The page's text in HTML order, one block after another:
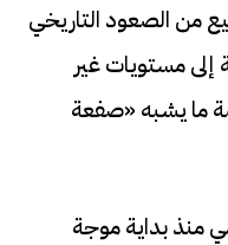
وبعد أسابيع من الصعود التاريخي
إلى مستويات غير
ما يشبه «صفعة
منذ بداية موجة